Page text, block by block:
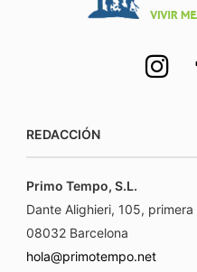
REDACCIÓN
Primo Tempo, S.L.
Dante Alighieri, 105, primera
08032 Barcelona
hola@primotempo.net